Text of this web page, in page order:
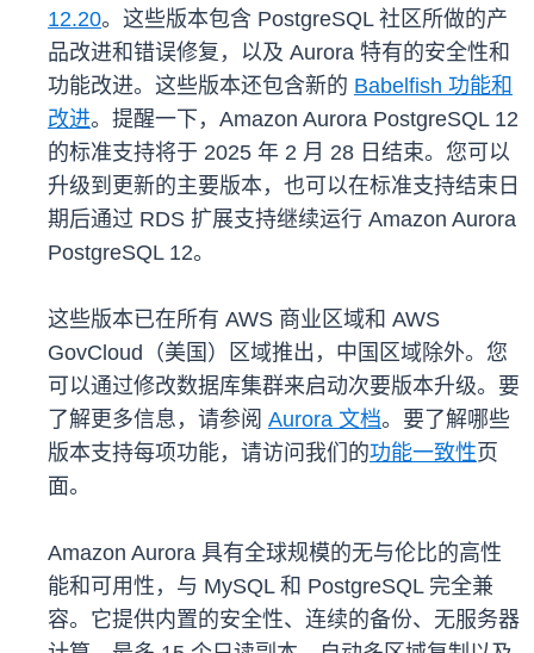
12.20。这些版本包含 PostgreSQL 社区所做的产
品改进和错误修复，以及 Aurora 特有的安全性和
功能改进。这些版本还包含新的 Babelfish 功能和
改进。提醒一下，Amazon Aurora PostgreSQL 12
的标准支持将于 2025 年 2 月 28 日结束。您可以
升级到更新的主要版本，也可以在标准支持结束日
期后通过 RDS 扩展支持继续运行 Amazon Aurora
PostgreSQL 12。
这些版本已在所有 AWS 商业区域和 AWS
GovCloud（美国）区域推出，中国区域除外。您
可以通过修改数据库集群来启动次要版本升级。要
了解更多信息，请参阅 Aurora 文档。要了解哪些
版本支持每项功能，请访问我们的功能一致性 页
面。
Amazon Aurora 具有全球规模的无与伦比的高性
能和可用性，与 MySQL 和 PostgreSQL 完全兼
容。它提供内置的安全性、连续的备份、无服务器